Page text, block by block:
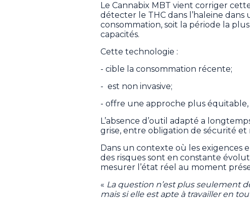
Le Cannabix MBT vient corriger
détecter le THC dans l’haleine
consommation, soit la période la
capacités.
Cette technologie :
- cible la consommation récente;
- est non invasive;
- offre une approche plus
L’absence d’outil adapté a
grise, entre obligation de sécurité et
Dans un contexte où les exigences
des risques sont en constante
mesurer l’état réel au moment
« La question n’est plus seulement
mais si elle est apte à travailler en